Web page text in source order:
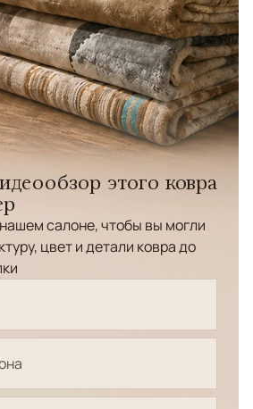
этого ковра
салоне, чтобы вы могли
цвет и детали ковра до